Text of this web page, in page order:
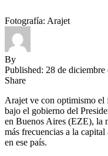
Fotografía: Arajet
By
Published: 28 de diciembre
Share
Arajet ve con optimismo el
bajo el gobierno del
en Buenos Aires (EZE), la
más frecuencias a la
en ese país.